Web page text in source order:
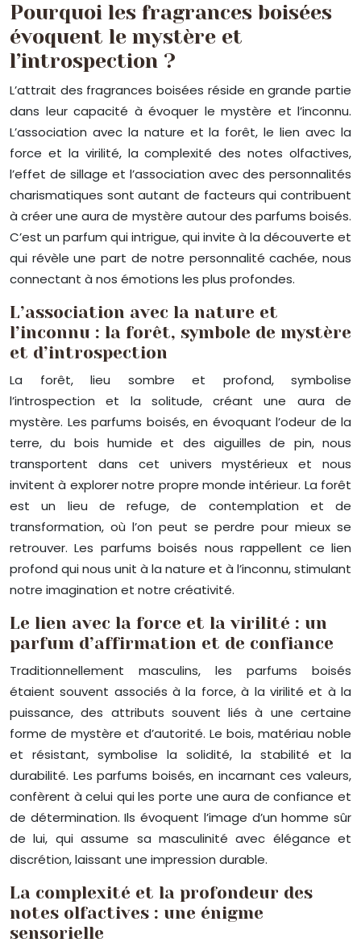
Pourquoi les fragrances boisées
évoquent le mystère et
l’introspection ?
L’attrait des fragrances boisées réside en grande partie
dans leur capacité à évoquer le mystère et l’inconnu.
L’association avec la nature et la forêt, le lien avec la
force et la virilité, la complexité des notes olfactives,
l’effet de sillage et l’association avec des personnalités
charismatiques sont autant de facteurs qui contribuent
à créer une aura de mystère autour des parfums boisés.
C’est un parfum qui intrigue, qui invite à la découverte et
qui révèle une part de notre personnalité cachée, nous
connectant à nos émotions les plus profondes.
L’association avec la nature et
l’inconnu : la forêt, symbole de mystère
et d’introspection
La forêt, lieu sombre et profond, symbolise
l’introspection et la solitude, créant une aura de
mystère. Les parfums boisés, en évoquant l’odeur de la
terre, du bois humide et des aiguilles de pin, nous
transportent dans cet univers mystérieux et nous
invitent à explorer notre propre monde intérieur. La forêt
est un lieu de refuge, de contemplation et de
transformation, où l’on peut se perdre pour mieux se
retrouver. Les parfums boisés nous rappellent ce lien
profond qui nous unit à la nature et à l’inconnu, stimulant
notre imagination et notre créativité.
Le lien avec la force et la virilité : un
parfum d’affirmation et de confiance
Traditionnellement masculins, les parfums boisés
étaient souvent associés à la force, à la virilité et à la
puissance, des attributs souvent liés à une certaine
forme de mystère et d’autorité. Le bois, matériau noble
et résistant, symbolise la solidité, la stabilité et la
durabilité. Les parfums boisés, en incarnant ces valeurs,
confèrent à celui qui les porte une aura de confiance et
de détermination. Ils évoquent l’image d’un homme sûr
de lui, qui assume sa masculinité avec élégance et
discrétion, laissant une impression durable.
La complexité et la profondeur des
notes olfactives : une énigme
sensorielle